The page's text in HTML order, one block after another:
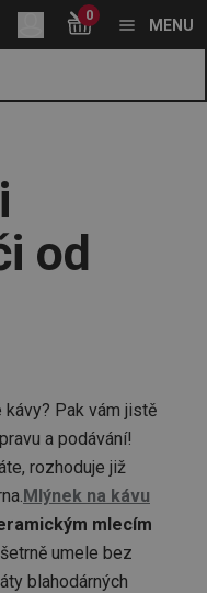
péči od
0
MENU
od
Pak vám jistě
a podávání!
rozhoduje již
Mlýnek na kávu
mlecím
umele bez
blahodárných